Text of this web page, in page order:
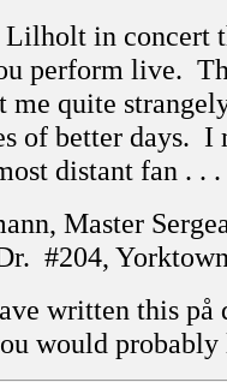
Lilholt in concert
perform live.
me quite
of better days. I
distant fan . .
Master
#204,
written this på
would